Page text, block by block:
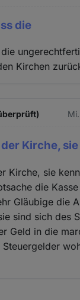
die
Kirchen
Kirche, sie
Kirche, sie
die
Gläubige die
sind sich des
Geld in die
Steuergelder